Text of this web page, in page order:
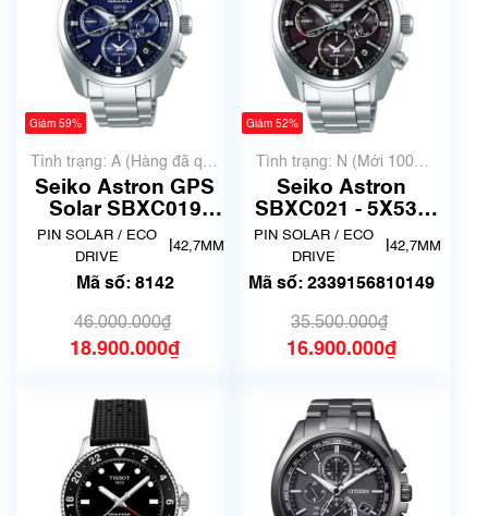
Giảm 59%
Tình trạng: A (Hàng đã qua
sử dụng nhưng rất đẹp,
không có xước)
Seiko Astron GPS
Solar SBXC019
(SSH019J1) | Made
in Japan | Mã số
8142
PIN SOLAR / ECO
DRIVE
42,7MM
Mã số: 8142
46.000.000₫
18.900.000₫
Giảm 52%
Tình trạng: N (Mới 100%
chưa qua sử dụng)
Seiko Astron
SBXC021 - 5X53 |
Đã qua sử dụng
PIN SOLAR / ECO
DRIVE
42,7MM
Mã số: 2339156810149
35.500.000₫
16.900.000₫